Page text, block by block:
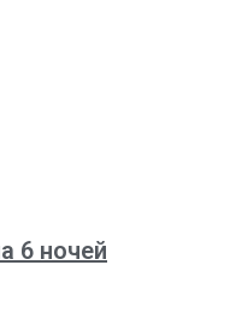
6 ночей